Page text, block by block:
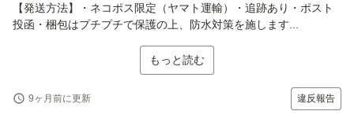
【発送方法】・ネコポス限定（ヤマト運輸）・追跡あり・ポスト
投函・梱包はプチプチで保護の上、防水対策を施します...
もっと読む
9ヶ月前に更新 違反報告